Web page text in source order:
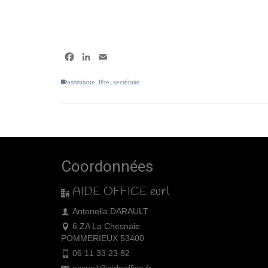
Facebook
LinkedIn
assistante fête secrétaire
Coordonnées
AIDE OFFICE eurl
Antonella DARAULT
6 ZA La Chesnaie
POMMERIEUX 53400
06 11 33 23 82